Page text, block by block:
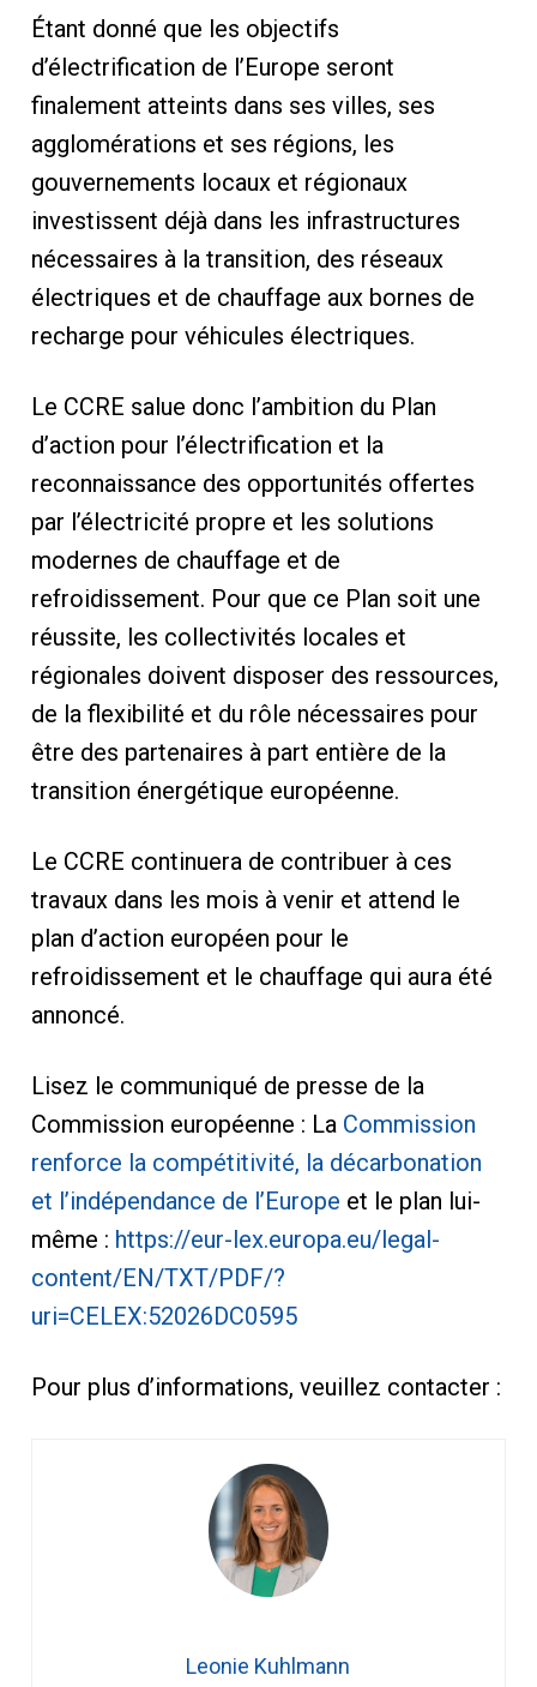
Étant donné que les objectifs
d’électrification de l’Europe seront
finalement atteints dans ses villes, ses
agglomérations et ses régions, les
gouvernements locaux et régionaux
investissent déjà dans les infrastructures
nécessaires à la transition, des réseaux
électriques et de chauffage aux bornes de
recharge pour véhicules électriques.
Le CCRE salue donc l’ambition du Plan
d’action pour l’électrification et la
reconnaissance des opportunités offertes
par l’électricité propre et les solutions
modernes de chauffage et de
refroidissement. Pour que ce Plan soit une
réussite, les collectivités locales et
régionales doivent disposer des ressources,
de la flexibilité et du rôle nécessaires pour
être des partenaires à part entière de la
transition énergétique européenne.
Le CCRE continuera de contribuer à ces
travaux dans les mois à venir et attend le
plan d’action européen pour le
refroidissement et le chauffage qui aura été
annoncé.
Lisez le communiqué de presse de la
Commission européenne : La Commission
renforce la compétitivité, la décarbonation
et l’indépendance de l’Europe et le plan lui-
même : https://eur-lex.europa.eu/legal-
content/EN/TXT/PDF/?
uri=CELEX:52026DC0595
Pour plus d’informations, veuillez contacter :
Leonie Kuhlmann